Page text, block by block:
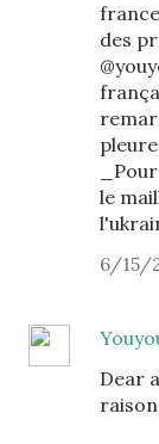
des
le
6/15/
Dear